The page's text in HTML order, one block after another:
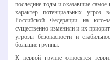
последние годы и оказавшие самое
характер потенциальных угроз
Российской Федерации на юго­-
существенно изменили и их
угрозы безопасности и
большие группы.
К первой группе относятся